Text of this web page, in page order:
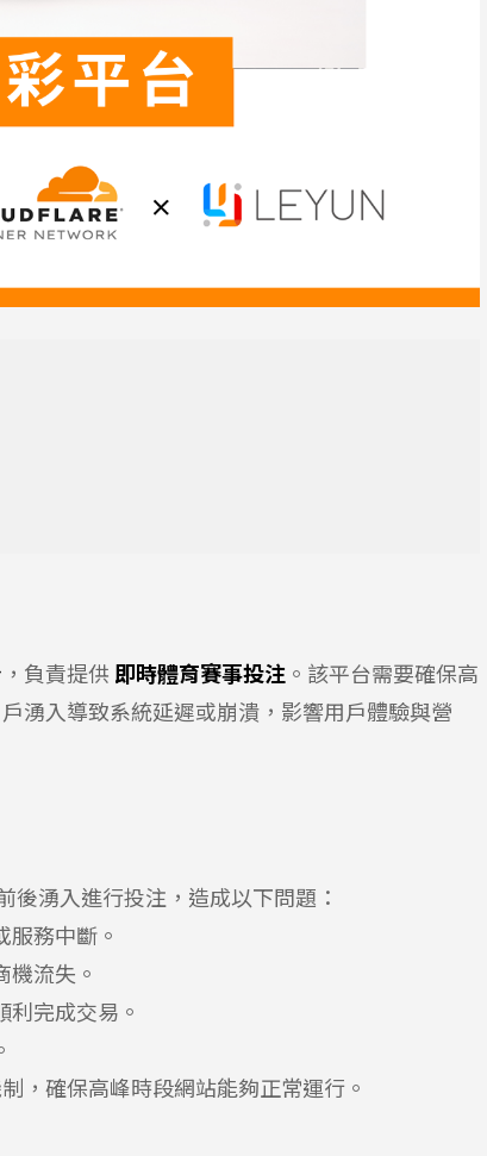
，負責提供 即時體育賽事投注 。該平台需要確保高
湧入導致系統延遲或崩潰，影響用戶體驗與營
後湧入進行投注，造成以下問題：
務中斷。
流失。
完成交易。
，確保高峰時段網站能夠正常運行。